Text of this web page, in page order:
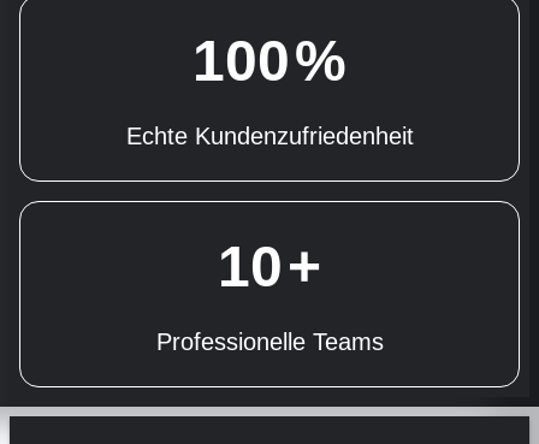
100%
Echte Kundenzufriedenheit
10+
Professionelle Teams